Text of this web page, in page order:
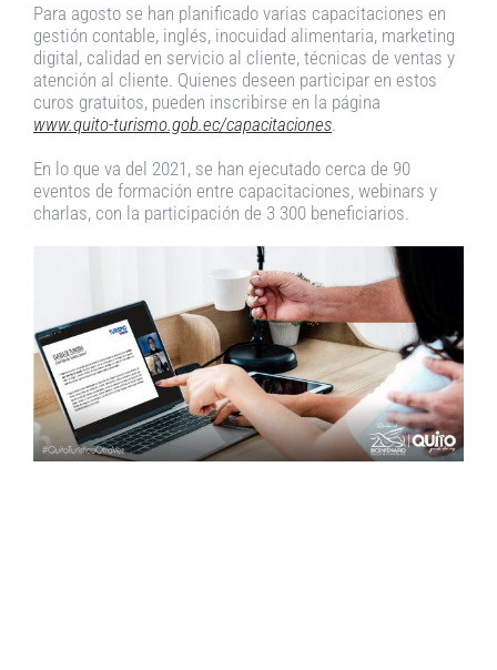
Para agosto se han planificado varias capacitaciones en
gestión contable, inglés, inocuidad alimentaria, marketing
digital, calidad en servicio al cliente, técnicas de ventas y
atención al cliente. Quienes deseen participar en estos
curos gratuitos, pueden inscribirse en la página
www.quito-turismo.gob.ec/capacitaciones.
En lo que va del 2021, se han ejecutado cerca de 90
eventos de formación entre capacitaciones, webinars y
charlas, con la participación de 3 300 beneficiarios.